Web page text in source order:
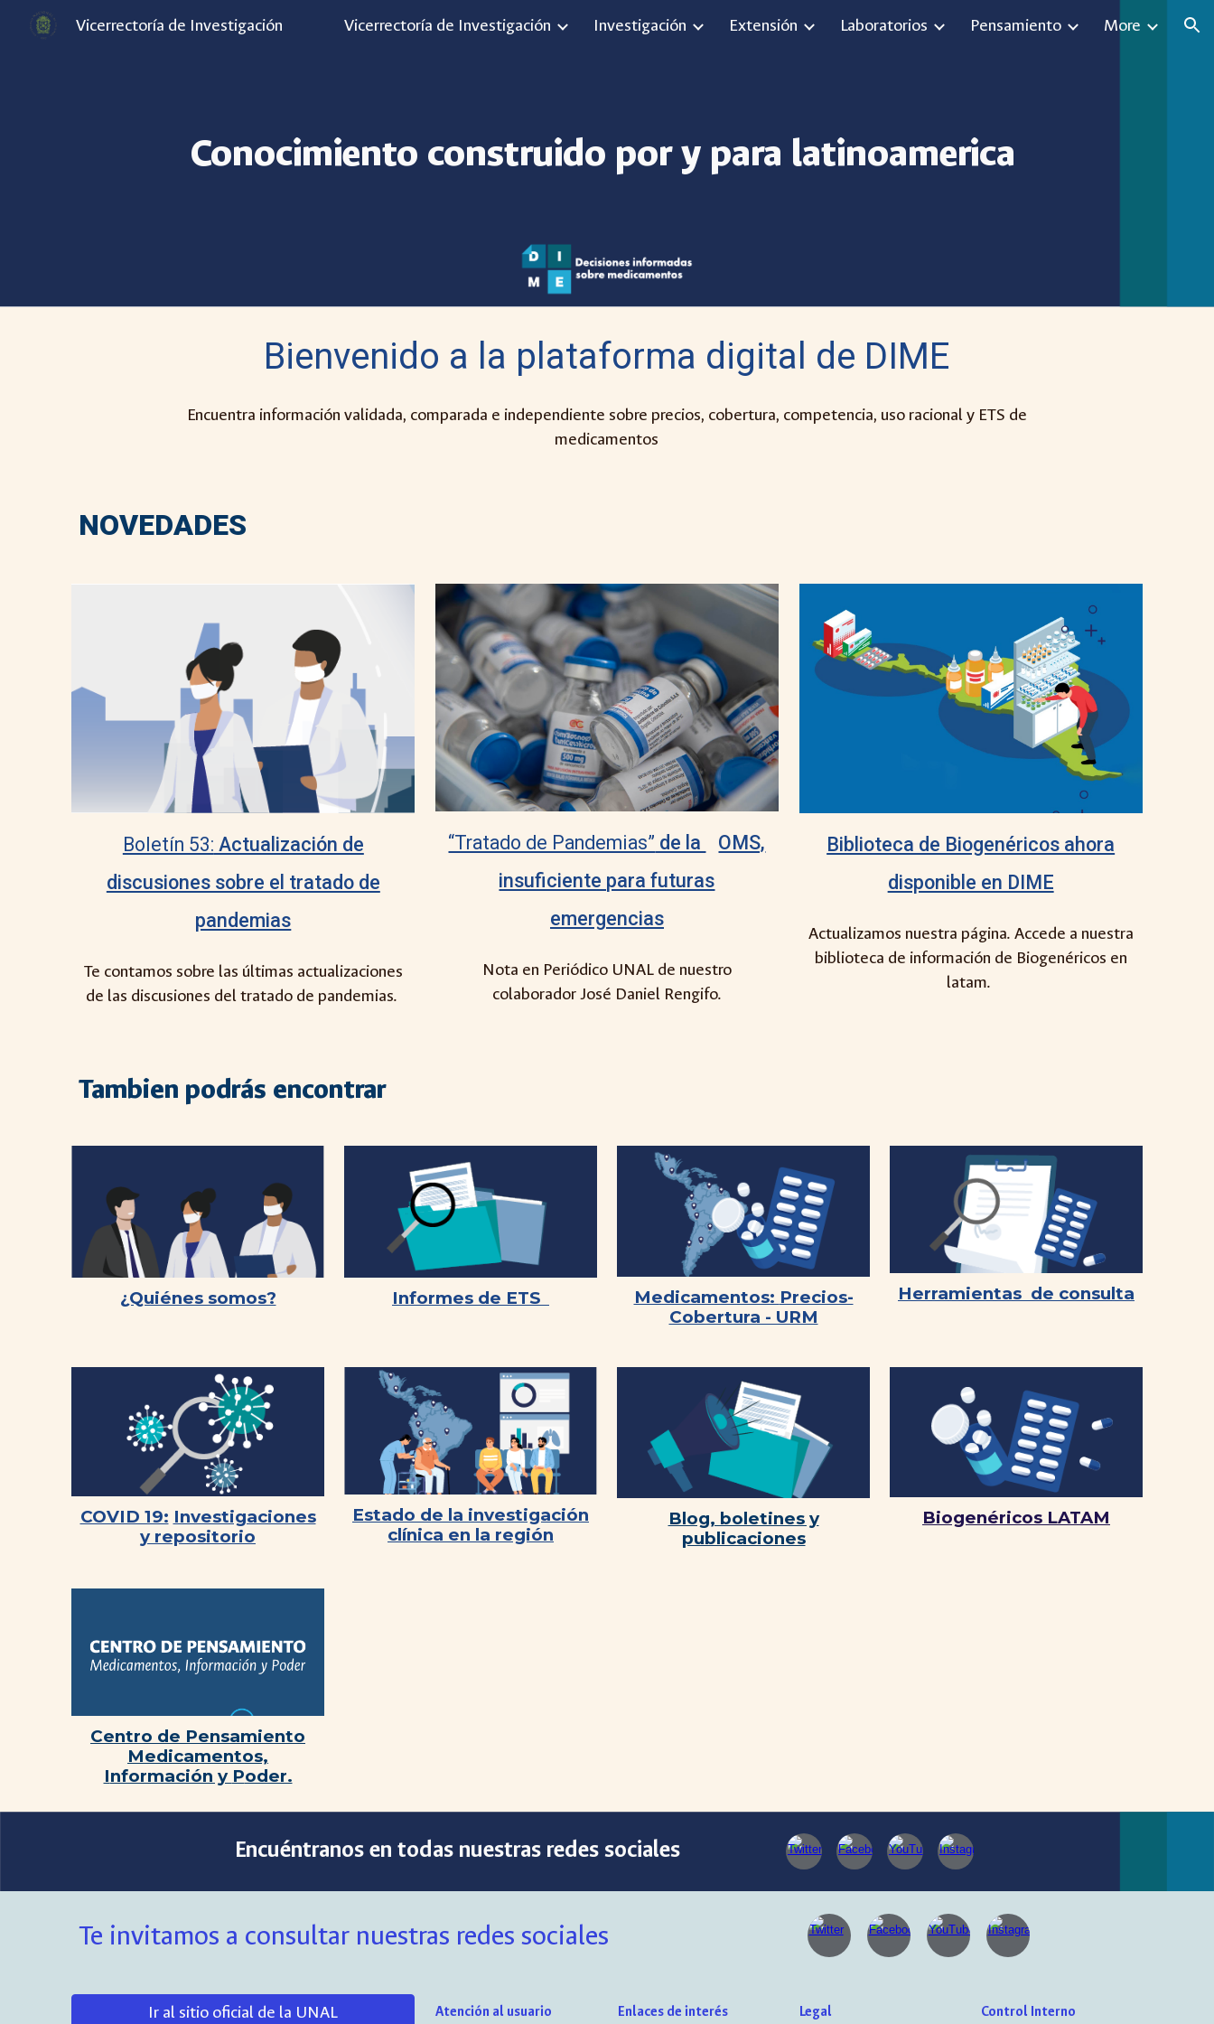
Skip to main content Skip to navigation
Vicerrectoría de Investigación Vicerrectoría de Investigación Investigación Extensión Laboratorios Pensamiento More
Conocimiento construido por y para latinoamerica
Bienvenido a la plataforma digital de DIME
Encuentra información validada, comparada e independiente sobre precios, cobertura, competencia, uso racional y ETS de
medicamentos
NOVEDADES
Boletín 53: Actualización de
discusiones sobre el tratado de
pandemias
Te contamos sobre las últimas actualizaciones
de las discusiones del tratado de pandemias.
“Tratado de Pandemias” de la
OMS,
insuficiente para futuras
emergencias
Nota en Periódico UNAL de nuestro
colaborador José Daniel Rengifo.
Biblioteca de Biogenéricos ahora
disponible en DIME
Actualizamos nuestra página. Accede a nuestra
biblioteca de información de Biogenéricos en
latam.
Tambien podrás encontrar
¿Quiénes somos? Informes de ETS Medicamentos: Precios-
Cobertura - URM
Herramientas de consulta
COVID 19: Investigaciones
y repositorio
Estado de la investigación
clínica en la región
Blog, boletines y
publicaciones
Biogenéricos LATAM
Centro de Pensamiento
Medicamentos,
Información y Poder.
Encuéntranos en todas nuestras redes sociales
Te invitamos a consultar nuestras redes sociales
Ir al sitio oficial de la UNAL Atención al usuario Enlaces de interés Legal Control Interno